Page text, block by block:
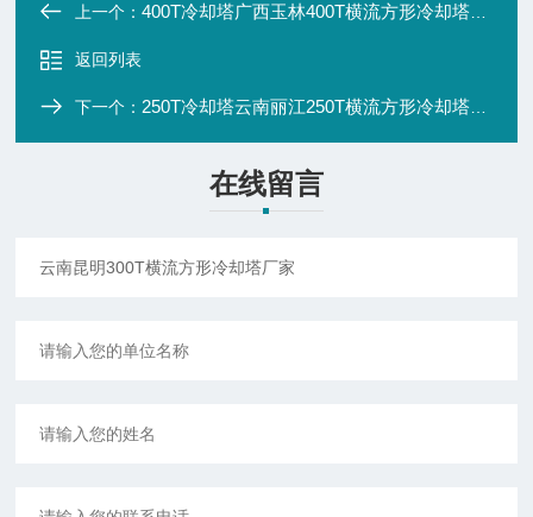
上一个：400T冷却塔广西玉林400T横流方形冷却塔厂家
返回列表
下一个：250T冷却塔云南丽江250T横流方形冷却塔厂家
在线留言